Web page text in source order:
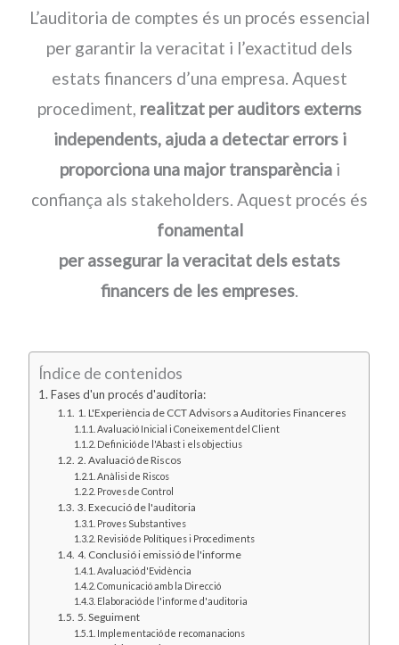
L’auditoria de comptes és un procés essencial
per garantir la veracitat i l’exactitud dels
estats financers d’una empresa. Aquest
procediment, realitzat per auditors externs
independents, ajuda a detectar errors i
proporciona una major transparènciai
confiança als stakeholders. Aquest procés és
fonamental
per assegurar la veracitat dels estats
financers de les empreses.
Índice de contenidos
Fases d'un procés d'auditoria:
1. L'Experiència de CCT Advisors a Auditories Financeres
Avaluació Inicial i Coneixement del Client
Definició de l'Abast i els objectius
2. Avaluació de Riscos
Anàlisi de Riscos
Proves de Control
3. Execució de l'auditoria
Proves Substantives
Revisió de Polítiques i Procediments
4. Conclusió i emissió de l'informe
Avaluació d'Evidència
Comunicació amb la Direcció
Elaboració de l'informe d'auditoria
5. Seguiment
Implementació de recomanacions